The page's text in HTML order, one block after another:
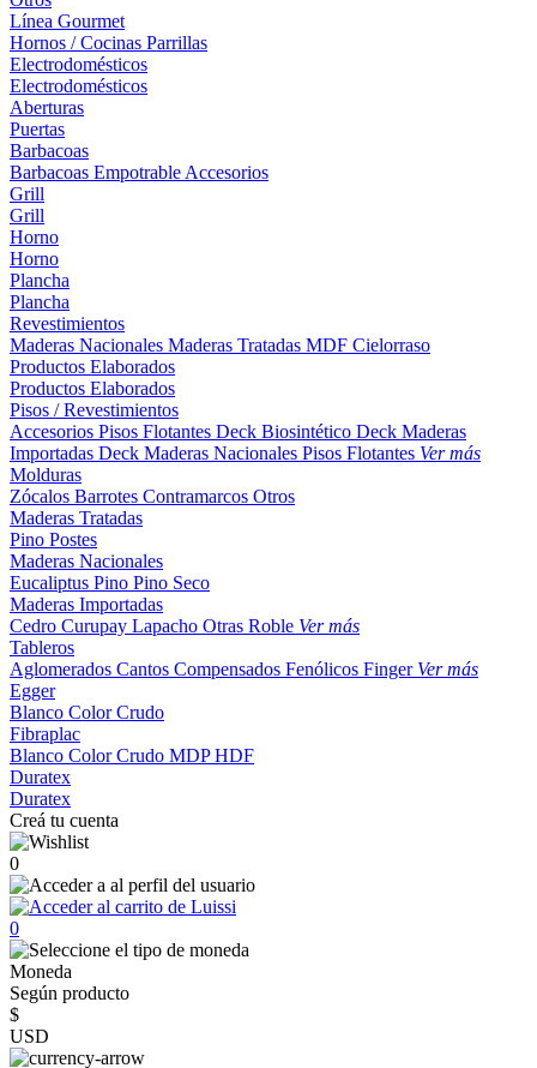
Línea Gourmet
Hornos / Cocinas Parrillas
Electrodomésticos
Electrodomésticos
Aberturas
Puertas
Barbacoas
Barbacoas Empotrable Accesorios
Grill
Grill
Horno
Horno
Plancha
Plancha
Revestimientos
Maderas Nacionales Maderas Tratadas MDF Cielorraso
Productos Elaborados
Productos Elaborados
Pisos / Revestimientos
Accesorios Pisos Flotantes Deck Biosintético Deck Maderas
Importadas Deck Maderas Nacionales Pisos Flotantes Ver más
Molduras
Zócalos Barrotes Contramarcos Otros
Maderas Tratadas
Pino Postes
Maderas Nacionales
Eucaliptus Pino Pino Seco
Maderas Importadas
Cedro Curupay Lapacho Otras Roble Ver más
Tableros
Aglomerados Cantos Compensados Fenólicos Finger Ver más
Egger
Blanco ColorCrudo
Fibraplac
Blanco ColorCrudo MDPHDF
Duratex
Duratex
Creá tu cuenta
0
0
Moneda
Según producto
$
USD